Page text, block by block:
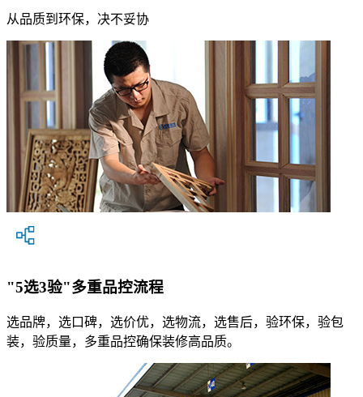
从品质到环保，决不妥协
"5选3验"多重品控流程
选品牌，选口碑，选价优，选物流，选售后，验环保，验包
装，验质量，多重品控确保装修高品质。